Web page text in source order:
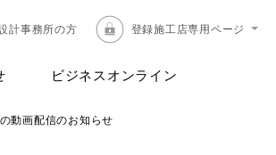
ビジネスオンライン
計事務所の方 登録施工店専用ページ
動画配信のお知らせ